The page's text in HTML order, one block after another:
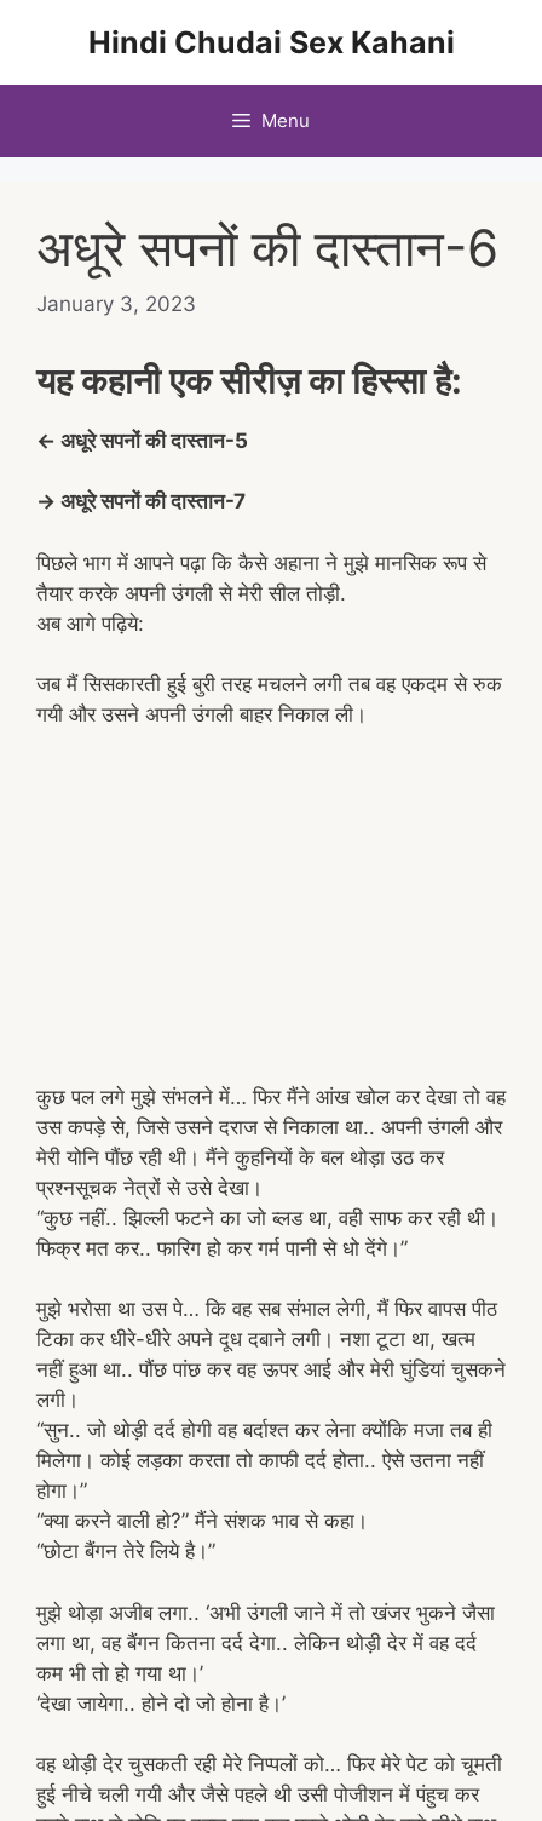
Hindi Chudai Sex Kahani
Menu
अधूरे सपनों की दास्तान-6
January 3, 2023
यह कहानी एक सीरीज़ का हिस्सा है:
← अधूरे सपनों की दास्तान-5
→ अधूरे सपनों की दास्तान-7
पिछले भाग में आपने पढ़ा कि कैसे अहाना ने मुझे मानसिक रूप से
तैयार करके अपनी उंगली से मेरी सील तोड़ी.
अब आगे पढ़िये:
जब मैं सिसकारती हुई बुरी तरह मचलने लगी तब वह एकदम से रुक
गयी और उसने अपनी उंगली बाहर निकाल ली।
कुछ पल लगे मुझे संभलने में… फिर मैंने आंख खोल कर देखा तो वह
उस कपड़े से, जिसे उसने दराज से निकाला था.. अपनी उंगली और
मेरी योनि पौंछ रही थी। मैंने कुहनियों के बल थोड़ा उठ कर
प्रश्नसूचक नेत्रों से उसे देखा।
“कुछ नहीं.. झिल्ली फटने का जो ब्लड था, वही साफ कर रही थी।
फिक्र मत कर.. फारिग हो कर गर्म पानी से धो देंगे।”
मुझे भरोसा था उस पे… कि वह सब संभाल लेगी, मैं फिर वापस पीठ
टिका कर धीरे-धीरे अपने दूध दबाने लगी। नशा टूटा था, खत्म
नहीं हुआ था.. पौंछ पांछ कर वह ऊपर आई और मेरी घुंडियां चुसकने
लगी।
“सुन.. जो थोड़ी दर्द होगी वह बर्दाश्त कर लेना क्योंकि मजा तब ही
मिलेगा। कोई लड़का करता तो काफी दर्द होता.. ऐसे उतना नहीं
होगा।”
“क्या करने वाली हो?” मैंने संशक भाव से कहा।
“छोटा बैंगन तेरे लिये है।”
मुझे थोड़ा अजीब लगा.. ‘अभी उंगली जाने में तो खंजर भुकने जैसा
लगा था, वह बैंगन कितना दर्द देगा.. लेकिन थोड़ी देर में वह दर्द
कम भी तो हो गया था।’
‘देखा जायेगा.. होने दो जो होना है।’
वह थोड़ी देर चुसकती रही मेरे निप्पलों को… फिर मेरे पेट को चूमती
हुई नीचे चली गयी और जैसे पहले थी उसी पोजीशन में पंहुच कर